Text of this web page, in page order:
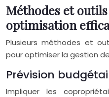
Méthodes et
optimisation
Plusieurs méthodes et
pour optimiser la gestion
Prévision
Impliquer les